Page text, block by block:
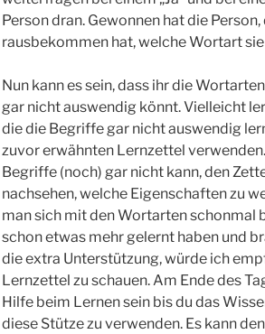
Person dran. Gewonnen hat die
rausbekommen hat, welche Wortart
Nun kann es sein, dass ihr die
gar nicht auswendig könnt. Vielleicht
die die Begriffe gar nicht auswendig
zuvor erwähnten Lernzettel
Begriffe (noch) gar nicht kann, den
nachsehen, welche Eigenschaften zu
man sich mit den Wortarten schonmal
schon etwas mehr gelernt haben und
die extra Unterstützung, würde ich
Lernzettel zu schauen. Am Ende des
Hilfe beim Lernen sein bis du das
diese Stütze zu verwenden. Es kann